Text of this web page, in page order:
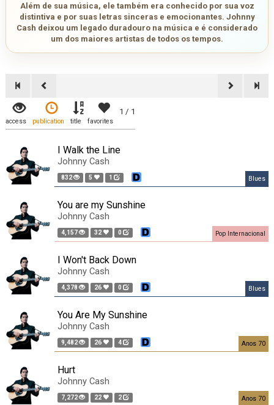
Além de sua música, ele também era conhecido por sua voz
distintiva e por suas letras sinceras e emocionantes. Johnny
Cash deixou um legado duradouro na música e é considerado
um dos maiores artistas de todos os tempos.
1 / 1
access publication title favorites
I Walk the Line
Johnny Cash
832 5 1 Blues
You are my Sunshine
Johnny Cash
4,157 32 0 Pop Internacional
I Won't Back Down
Johnny Cash
4,378 26 0 Blues
You Are My Sunshine
Johnny Cash
9,482 26 4 Anos 70
Hurt
Johnny Cash
7,272 22 2 Anos 70